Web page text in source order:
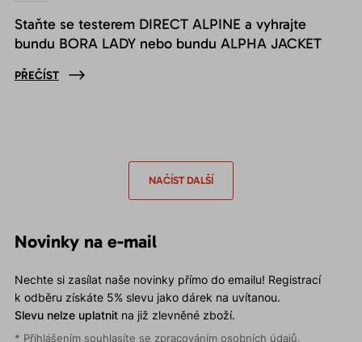
Staňte se testerem DIRECT ALPINE a vyhrajte
bundu BORA LADY nebo bundu ALPHA JACKET
PŘEČÍST
NAČÍST DALŠÍ
Novinky na e-mail
Nechte si zasílat naše novinky přímo do emailu! Registrací
k odběru získáte 5% slevu jako dárek na uvítanou.
Slevu nelze uplatnitna již zlevněné zboží.
* Přihlášením souhlasíte se zpracováním osobních údajů.